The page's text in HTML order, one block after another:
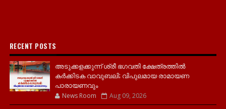
RECENT POSTS
അടുക്കളക്കുന്ന് ശ്രീ ഭഗവതി ക്ഷേത്രത്തിൽ
കർക്കിടക വാവുബലി; വിപുലമായ രാമായണ
പാരായണവും
News Room Aug 09, 2026